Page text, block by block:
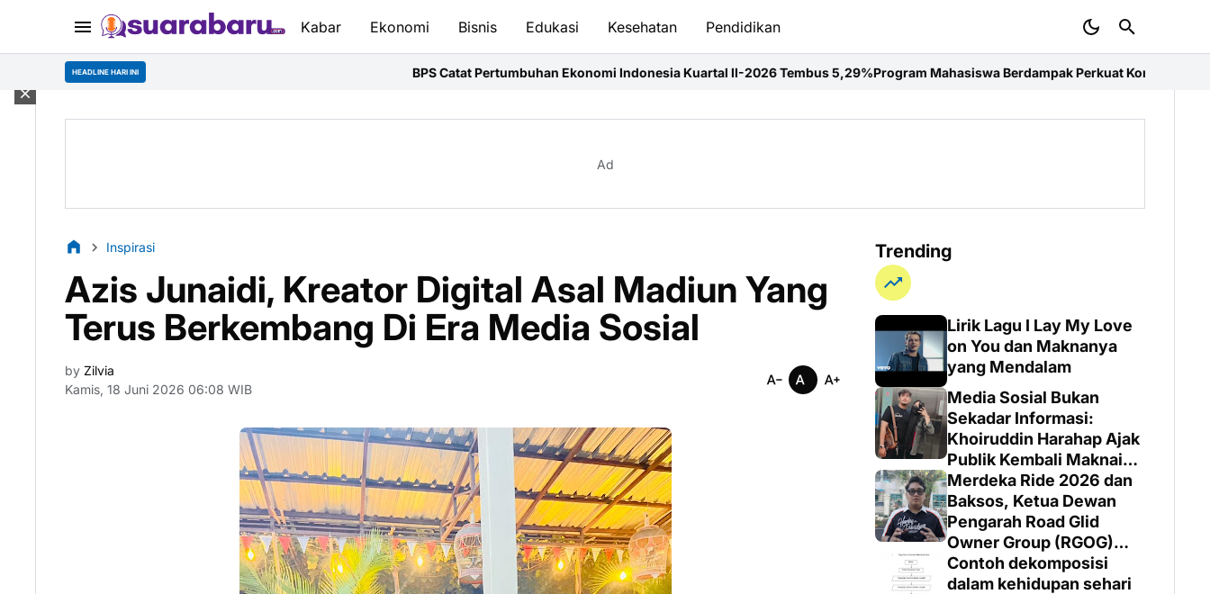
Kabar Ekonomi Bisnis Edukasi Kesehatan Pendidikan
HEADLINE HARI INI BPS Catat Pertumbuhan Ekonomi Indonesia Kuartal II-2026 Tembus 5,29%Program Mahasiswa Berdampak Perkuat Kompetensi Mahasiswa Desain
Ad
Inspirasi
Azis Junaidi, Kreator Digital Asal Madiun Yang
Terus Berkembang Di Era Media Sosial
by Zilvia
Kamis, 18 Juni 2026 06:08 WIB
Trending
Lirik Lagu I Lay My Love
on You dan Maknanya
yang Mendalam
Media Sosial Bukan
Sekadar Informasi:
Khoiruddin Harahap Ajak
Publik Kembali Maknai
Ruang Digital dengan
Totalitas dan Loyalitas
Merdeka Ride 2026 dan
Baksos, Ketua Dewan
Pengarah Road Glid
Owner Group (RGOG)
Boys Indonesia Pusat M.
Irsyad Sebut Persiapan
Contoh dekomposisi
dalam kehidupan sehari